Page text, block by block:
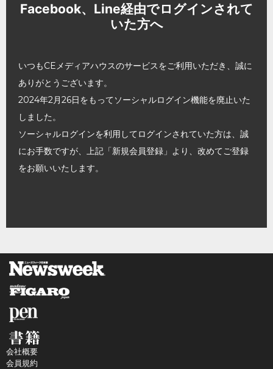
Facebook、Line経由でログインされて
いた方へ
いつもCEメディアハウスのサービスをご利用いただき、誠に
ありがとうございます。
2024年2月26日をもってソーシャルログイン機能を廃止いた
しました。
ソーシャルログインを利用してログインされていた方は、誠
にお手数ですが、上記「新規会員登録」より、改めてご登録
をお願いいたします。
会社概要
会員規約